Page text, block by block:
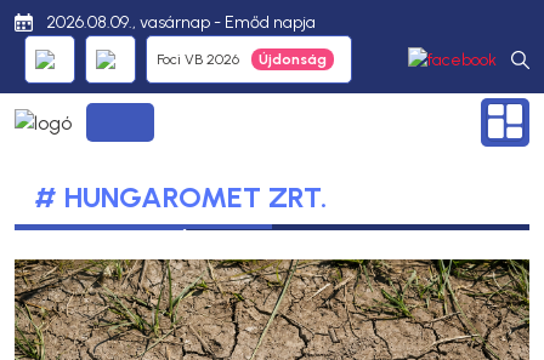
2026.08.09., vasárnap - Emőd napja
Foci VB 2026
# HUNGAROMET ZRT.